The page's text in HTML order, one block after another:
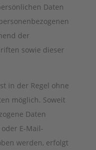
Daten
der
sowie dieser
in der Regel ohne
möglich. Soweit
Daten
E-Mail-
werden, erfolgt